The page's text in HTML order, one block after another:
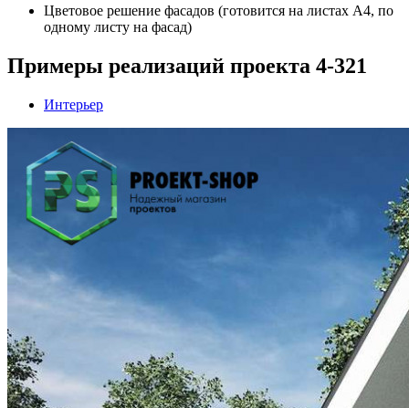
Цветовое решение фасадов (готовится на листах А4, по
одному листу на фасад)
Примеры реализаций проекта 4-321
Интерьер